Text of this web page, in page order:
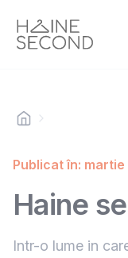
Publicat în: martie
Haine
Intr-o lume in